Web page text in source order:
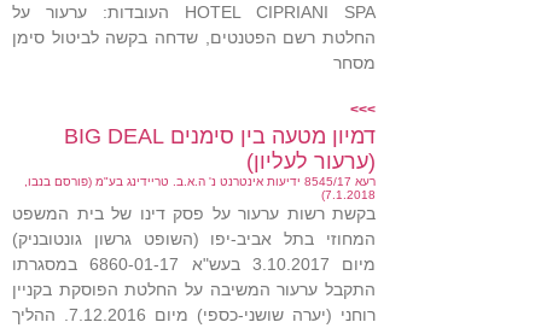
HOTEL CIPRIANI SPA העובדות: ערעור על
החלטת רשם הפטנטים, שדחה בקשה לביטול סימן
מסחר
>>>
דמיון מטעה בין סימנים BIG DEAL
(ערעור לעליון)
רעא 8545/17 ידיעות אינטרנט נ' ה.א.ב. טריידינג בע"מ (פורסם בנבו,
7.1.2018)
בקשת רשות ערעור על פסק דינו של בית המשפט
המחוזי בתל אביב-יפו (השופט גרשון גונטובניק)
מיום 3.10.2017 בעש"א 6860-01-17 במסגרתו
התקבל ערעור המשיבה על החלטת הפוסקת בקניין
רוחני (יערה שושני-כספי) מיום 7.12.2016. ההליך